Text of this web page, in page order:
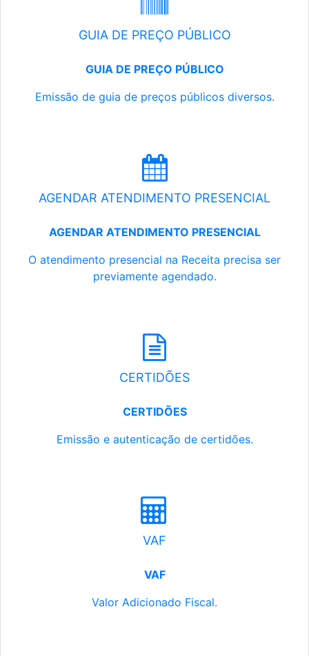
GUIA DE PREÇO PÚBLICO
GUIA DE PREÇO PÚBLICO
Emissão de guia de preços públicos diversos.
AGENDAR ATENDIMENTO PRESENCIAL
AGENDAR ATENDIMENTO PRESENCIAL
O atendimento presencial na Receita precisa ser
previamente agendado.
CERTIDÕES
CERTIDÕES
Emissão e autenticação de certidões.
VAF
VAF
Valor Adicionado Fiscal.